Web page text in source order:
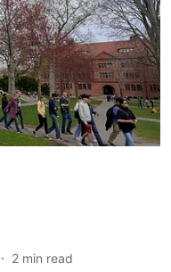
2 min read